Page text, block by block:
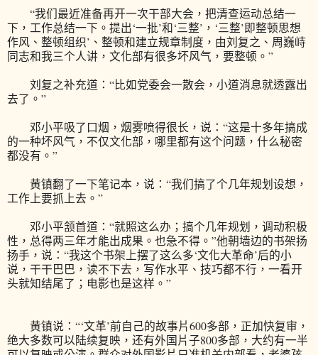
“我们最近准备再开一次干部大会，把清查运动总结一
下，工作总结一下。提出‘一批’和‘三整’，‘三整’即整顿思想
作风、整顿组织’、整顿和建立规章制度，由刘复之、周巍峙
同志和我三个人讲，文化部有很多坏风气，要整顿。”
刘复之补充道：“比如党委会一散会，小道消息就透露出
去了。”
邓小平吸了口烟，烟雾喷得很长，说：“这是十多年搞成
的一种坏风气，不仅文化部，哪里都有这个问题，什么秘密
都没有。”
黄镇翻了一下笔记本，说：“我们搞了个几年规划设想，
工作上要抓上去。”
邓小平颔首道：“就照这么办；搞个几年规划，调动积极
性，总得两三年才能出成果。也急不得。”他朝墙边的书架扬
扬手，说：“我这个书架上摆了这么多‘文化大革命’后的小
说，干干巴巴，读不下去，写作水平、技巧都不行，一看开
头就知结尾了；电影也是这样。”
黄镇说：“‘文革’前自己的故事片600多部，正加快复审，
绝大多数可以陆续复映，还有外国片子800多部，大约有一半